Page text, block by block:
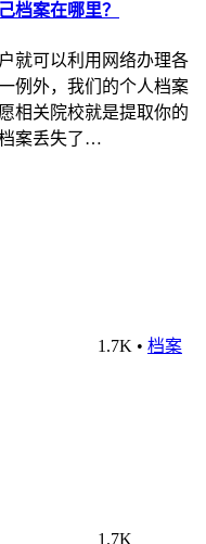
档案在哪里？
就可以利用网络办理各
例外，我们的个人档案
相关院校就是提取你的
案丢失了…
1.7K • 档案
1.7K